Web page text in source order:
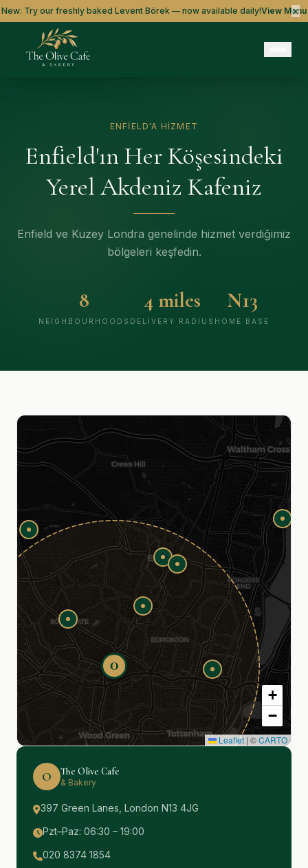
New: Try our freshly baked Levent Börek — now available daily!View Menu
×
ENFIELD'A HIZMET
Enfield'ın Her Köşesindeki
Yerel Akdeniz Kafeniz
Enfield ve Kuzey Londra genelinde hizmet verdiğimiz
bölgeleri keşfedin.
8
NEIGHBOURHOODS
4 miles
DELIVERY RADIUS
N13
HOME BASE
O
+
−
Leaflet | ©CARTO
O The Olive Cafe
& Bakery
397 Green Lanes, London N13 4JG
Pzt–Paz: 06:30 – 19:00
020 8374 1854